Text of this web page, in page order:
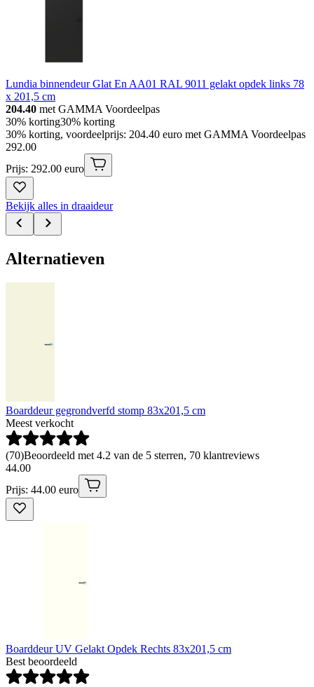
Lundia binnendeur Glat En AA01 RAL 9011 gelakt opdek links 78
x 201,5 cm
204.40 met GAMMA Voordeelpas
30% korting30% korting
30% korting, voordeelprijs: 204.40 euro met GAMMA Voordeelpas
292.00
Prijs: 292.00 euro
Bekijk alles in draaideur
Alternatieven
Boarddeur gegrondverfd stomp 83x201,5 cm
Meest verkocht
(70)Beoordeeld met 4.2 van de 5 sterren, 70 klantreviews
44.00
Prijs: 44.00 euro
Boarddeur UV Gelakt Opdek Rechts 83x201,5 cm
Best beoordeeld